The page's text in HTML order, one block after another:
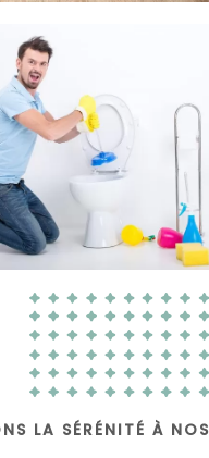
LA SÉRÉNITÉ À NOS